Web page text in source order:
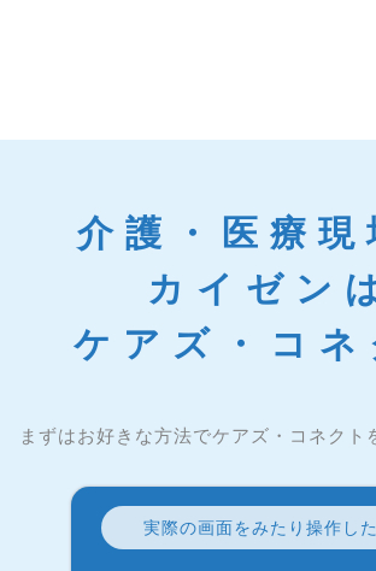
介護・医療現
カイゼン
ケアズ・コネ
まずはお好きな方法でケアズ・コネクト
実際の画面をみたり操作し